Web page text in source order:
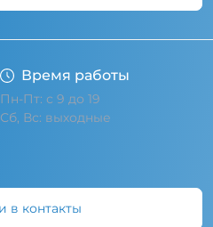
Время работы
Пн-Пт: с 9 до 19
Сб, Вс: выходные
в контакты